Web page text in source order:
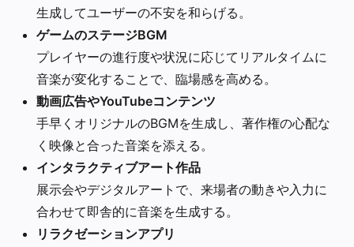
生成してユーザーの不安を和らげる。
ゲームのステージBGM
プレイヤーの進行度や状況に応じてリアルタイムに
音楽が変化することで、臨場感を高める。
動画広告やYouTubeコンテンツ
手早くオリジナルのBGMを生成し、著作権の心配な
く映像と合った音楽を添える。
インタラクティブアート作品
展示会やデジタルアートで、来場者の動きや入力に
合わせて即舎的に音楽を生成する。
リラクゼーションアプリ